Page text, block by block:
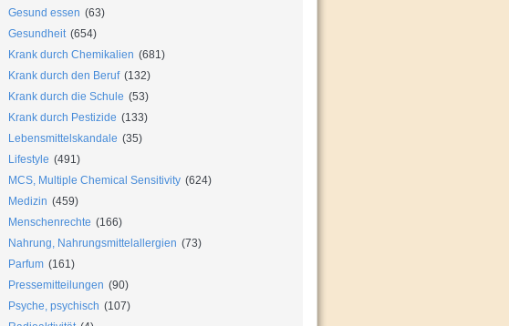
Gesund essen (63)
Gesundheit (654)
Krank durch Chemikalien (681)
Krank durch den Beruf (132)
Krank durch die Schule (53)
Krank durch Pestizide (133)
Lebensmittelskandale (35)
Lifestyle (491)
MCS, Multiple Chemical Sensitivity (624)
Medizin (459)
Menschenrechte (166)
Nahrung, Nahrungsmittelallergien (73)
Parfum (161)
Pressemitteilungen (90)
Psyche, psychisch (107)